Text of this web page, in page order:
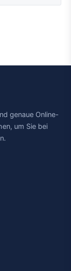
genaue Online-
um Sie bei